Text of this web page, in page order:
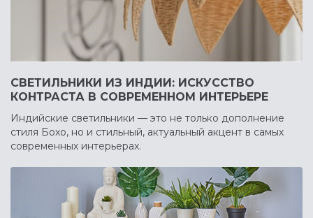
СВЕТИЛЬНИКИ ИЗ ИНДИИ: ИСКУССТВО
КОНТРАСТА В СОВРЕМЕННОМ ИНТЕРЬЕРЕ
Индийские светильники — это не только дополнение
стиля Бохо, но и стильный, актуальный акцент в самых
современных интерьерах.